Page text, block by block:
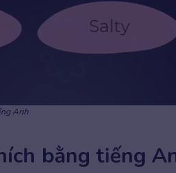
Anh
bằng tiếng